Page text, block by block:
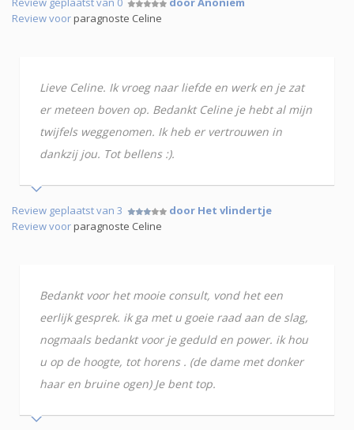
Review voorparagnoste Celine
Lieve Celine. Ik vroeg naar liefde en werk en je zat
er meteen boven op. Bedankt Celine je hebt al mijn
twijfels weggenomen. Ik heb er vertrouwen in
dankzij jou. Tot bellens :).
Review geplaatst van 3
door Het vlindertje
Review voorparagnoste Celine
Bedankt voor het mooie consult, vond het een
eerlijk gesprek. ik ga met u goeie raad aan de slag,
nogmaals bedankt voor je geduld en power. ik hou
u op de hoogte, tot horens . (de dame met donker
haar en bruine ogen) Je bent top.